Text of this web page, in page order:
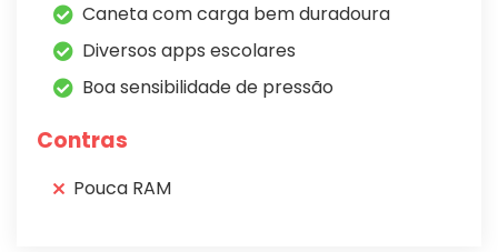
Caneta com carga bem duradoura
Diversos apps escolares
Boa sensibilidade de pressão
Contras
Pouca RAM